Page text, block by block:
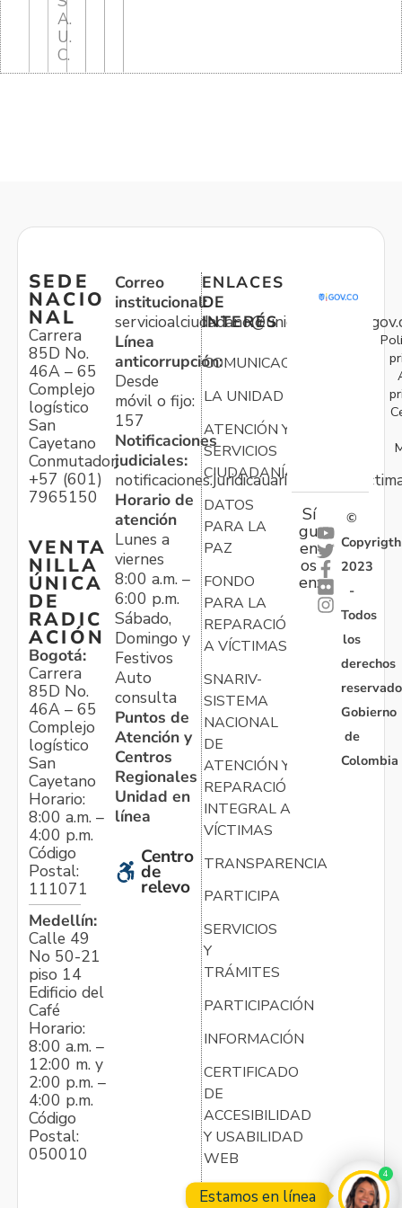
A.
U.
C.
SEDE
NACIO
NAL
Carrera
85D No.
46A – 65
Complejo
logístico
San
Cayetano
Conmutador:
+57 (601)
7965150
VENTA
NILLA
ÚNICA
DE
RADIC
ACIÓN
Bogotá:
Carrera
85D No.
46A – 65
Complejo
logístico
San
Cayetano
Horario:
8:00 a.m. –
4:00 p.m.
Código
Postal:
111071
Medellín:
Calle 49
No 50-21
piso 14
Edificio del
Café
Horario:
8:00 a.m. –
12:00 m. y
2:00 p.m. –
4:00 p.m.
Código
Postal:
050010
Correo
institucional:
Línea
anticorrupción:
Desde
móvil o fijo:
157
Notificaciones
judiciales:
Horario de
atención
Lunes a
viernes
8:00 a.m. –
6:00 p.m.
Sábado,
Domingo y
Festivos
Auto
consulta
Puntos de
Atención y
Centros
Regionales
Unidad en
línea
Centro
de
relevo
ENLACES
DE
INTERÉS
COMUNICACIONES
LA UNIDAD
ATENCIÓN Y
SERVICIOS
CIUDADANÍA
DATOS
PARA LA
PAZ
FONDO
PARA LA
REPARACIÓN
A VÍCTIMAS
SNARIV-
SISTEMA
NACIONAL
DE
ATENCIÓN Y
REPARACIÓN
INTEGRAL A
VÍCTIMAS
TRANSPARENCIA
PARTICIPA
SERVICIOS
Y
TRÁMITES
PARTICIPACIÓN
INFORMACIÓN
CERTIFICADO
DE
ACCESIBILIDAD
Y USABILIDAD
WEB
Sí
gu
en
os
en:
©
Copyrigth
2023
-
Todos
los
derechos
Gobierno
de
Colombia
Estamos en línea
4